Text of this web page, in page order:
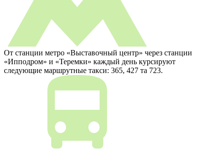
От станции метро «Выставочный центр» через станции
«Ипподром» и «Теремки» каждый день курсируют
следующие маршрутные такси: 365, 427 та 723.